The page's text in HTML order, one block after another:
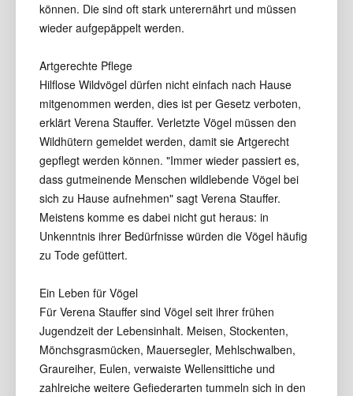
können. Die sind oft stark unterernährt und müssen
wieder aufgepäppelt werden.
Artgerechte Pflege
Hilflose Wildvögel dürfen nicht einfach nach Hause
mitgenommen werden, dies ist per Gesetz verboten,
erklärt Verena Stauffer. Verletzte Vögel müssen den
Wildhütern gemeldet werden, damit sie Artgerecht
gepflegt werden können. "Immer wieder passiert es,
dass gutmeinende Menschen wildlebende Vögel bei
sich zu Hause aufnehmen" sagt Verena Stauffer.
Meistens komme es dabei nicht gut heraus: in
Unkenntnis ihrer Bedürfnisse würden die Vögel häufig
zu Tode gefüttert.
Ein Leben für Vögel
Für Verena Stauffer sind Vögel seit ihrer frühen
Jugendzeit der Lebensinhalt. Meisen, Stockenten,
Mönchsgrasmücken, Mauersegler, Mehlschwalben,
Graureiher, Eulen, verwaiste Wellensittiche und
zahlreiche weitere Gefiederarten tummeln sich in den